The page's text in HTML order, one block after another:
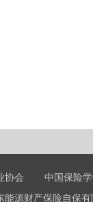
协会 中国保险
能源财产保险自保有